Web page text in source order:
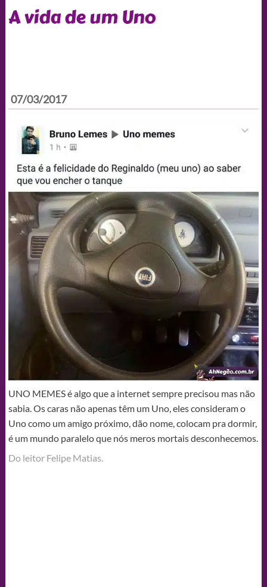
A vida de um Uno
07/03/2017
UNO MEMES é algo que a internet sempre precisou mas não
sabia. Os caras não apenas têm um Uno, eles consideram o
Uno como um amigo próximo, dão nome, colocam pra dormir,
é um mundo paralelo que nós meros mortais desconhecemos.
Do leitor Felipe Matias‎.